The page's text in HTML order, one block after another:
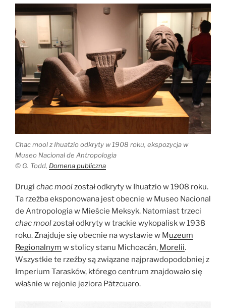
Chac mool z Ihuatzio odkryty w 1908 roku, ekspozycja w
Museo Nacional de Antropologia
© G. Todd, Domena publiczna
Drugi chac moolzostał odkryty w Ihuatzio w 1908 roku.
Ta rzeźba eksponowana jest obecnie w Museo Nacional
de Antropologia w Mieście Meksyk. Natomiast trzeci
chac moolzostał odkryty w trackie wykopalisk w 1938
roku. Znajduje się obecnie na wystawie w M uzeum
Regionalnym w stolicy stanu Michoacán, Morelii.
Wszystkie te rzeźby są związane najprawdopodobniej z
Imperium Tarasków, którego centrum znajdowało się
właśnie w rejonie jeziora Pátzcuaro.